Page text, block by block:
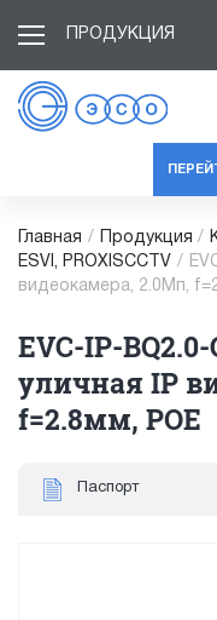
ПРОДУКЦИЯ
Главная / Продукция /
ESVI, PROXISCCTV /
видеокамера, 2.0Мп,
EVC-IP-
уличная IP
f=2.8мм, POE
Паспорт